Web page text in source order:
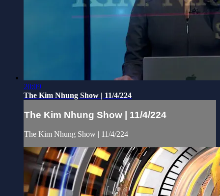
20:09
The Kim Nhung Show | 11/4/224
The Kim Nhung Show | 11/4/224
The Kim Nhung Show | 11/4/224